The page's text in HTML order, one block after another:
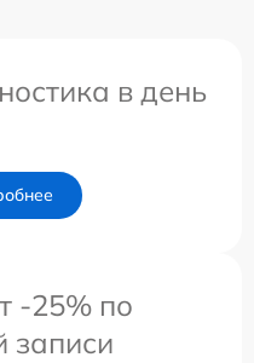
в день
-25% по
записи